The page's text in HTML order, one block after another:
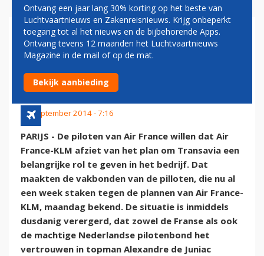
PILOTEN WILLEN DAT AIR
FRANCE-KLM TOPMAN
VERTREKT
23 september 2014 - 7:16
PARIJS - De piloten van Air France willen dat Air
France-KLM afziet van het plan om Transavia een
belangrijke rol te geven in het bedrijf. Dat
maakten de vakbonden van de pilloten, die nu al
een week staken tegen de plannen van Air France-
KLM, maandag bekend. De situatie is inmiddels
dusdanig verergerd, dat zowel de Franse als ook
de machtige Nederlandse pilotenbond het
vertrouwen in topman Alexandre de Juniac
Ontvang een jaar lang 30% korting op het beste van
Luchtvaartnieuws en Zakenreisnieuws. Krijg onbeperkt
toegang tot al het nieuws en de bijbehorende Apps.
Ontvang tevens 12 maanden het Luchtvaartnieuws
Magazine in de mail of op de mat.
Bekijk aanbieding